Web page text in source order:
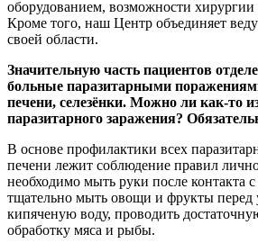
оборудованием, возможности хирургии
Кроме того, наш Центр объединяет
своей области.
Значительную часть пациентов
больные паразитарными
печени, селезёнки. Можно ли как-то
паразитарного заражения?
В основе профилактики всех
печени лежит соблюдение правил
необходимо мыть руки после контакта
тщательно мыть овощи и фрукты перед
кипяченую воду, проводить
обработку мяса и рыбы.